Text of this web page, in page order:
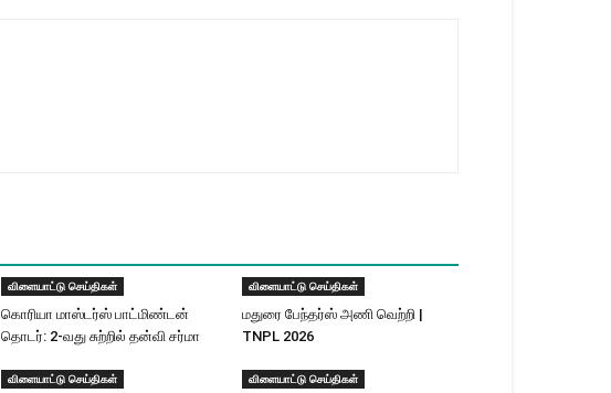
விளையாட்டு செய்திகள்
கொரியா மாஸ்டர்ஸ் பாட்மிண்டன்
தொடர்: 2-வது சுற்றில் தன்வி சர்மா
விளையாட்டு செய்திகள்
மதுரை பேந்தர்ஸ் அணி வெற்றி |
TNPL 2026
விளையாட்டு செய்திகள் விளையாட்டு செய்திகள்